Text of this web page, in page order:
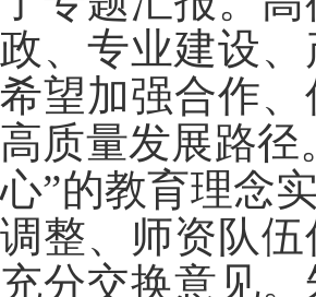
政、专业建设
希望加强合作
高质量发展路径
心”的教育理念
调整、师资队
充分交换意见